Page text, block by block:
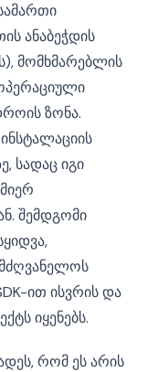
ანაბეჭდის
მომხმარებლის
ზონა.
სადაც იგი
შემდგომი
ით ისვრის და
იყენებს.
რომ ეს არის